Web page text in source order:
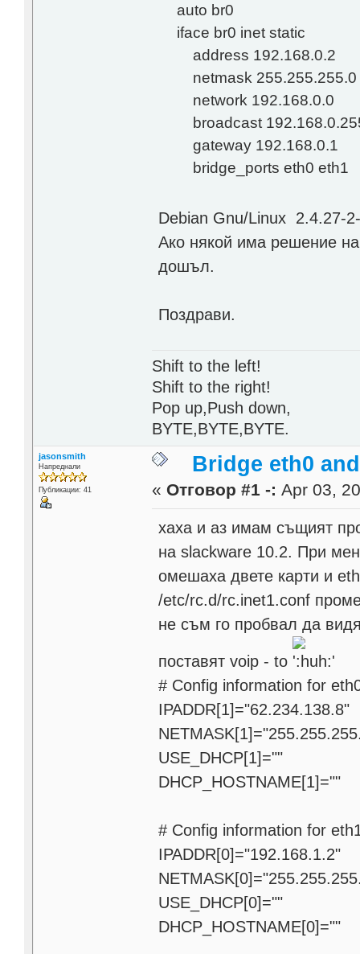
auto br0
iface br0 inet static
address 192.168.0.2
netmask 255.255.255.0
network 192.168.0.0
broadcast
gateway 192.168.0.1
bridge_ports eth0 eth1
Debian Gnu/Linux 2.4.27-
Ако някой има решение
дошъл.
Поздрави.
Shift to the left!
Shift to the right!
Pop up,Push down,
BYTE,BYTE,BYTE.
jasonsmith
Напреднали
Публикации: 41
Bridge eth0
« Отговор #1 -: Apr 03,
хаха и аз имам същият
на slackware 10.2. При
омешаха двете карти и
/etc/rc.d/rc.inet1.conf
не съм го пробвал да
поставят voip - to
# Config information for
IPADDR[1]="62.234.138.8"
USE_DHCP[1]=""
DHCP_HOSTNAME[1]=""
# Config information for
IPADDR[0]="192.168.1.2"
USE_DHCP[0]=""
DHCP_HOSTNAME[0]=""